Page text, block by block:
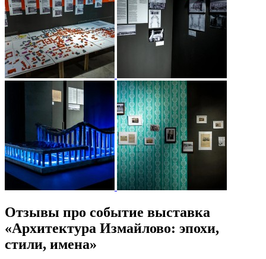
Отзывы про событие выставка
«Архитектура Измайлово: эпохи,
стили, имена»